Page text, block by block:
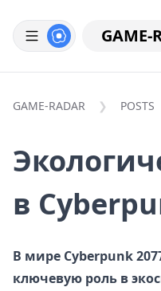
GAME-
GAME-RADAR POSTS
в
В мире Cyberpunk
ключевую роль в